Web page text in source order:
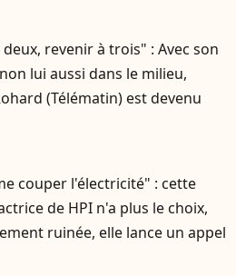
revenir à trois" : Avec son
lui aussi dans le milieu,
(Télématin) est devenu
couper l'électricité" : cette
de HPI n'a plus le choix,
ruinée, elle lance un appel